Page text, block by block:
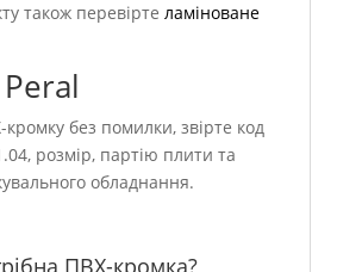
також перевіртеламіноване
без помилки, звірте код
розмір, партію плити та
обладнання.